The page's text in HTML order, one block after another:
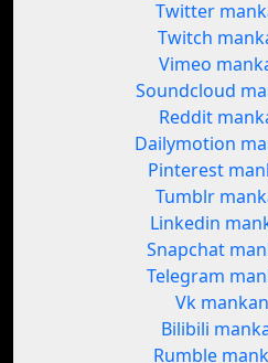
Twitter
Twitch
Vimeo
Soundcloud
Reddit
Dailymotion
Pinterest
Tumblr
Linkedin
Snapchat
Telegram
Vk
Bilibili
Rumble